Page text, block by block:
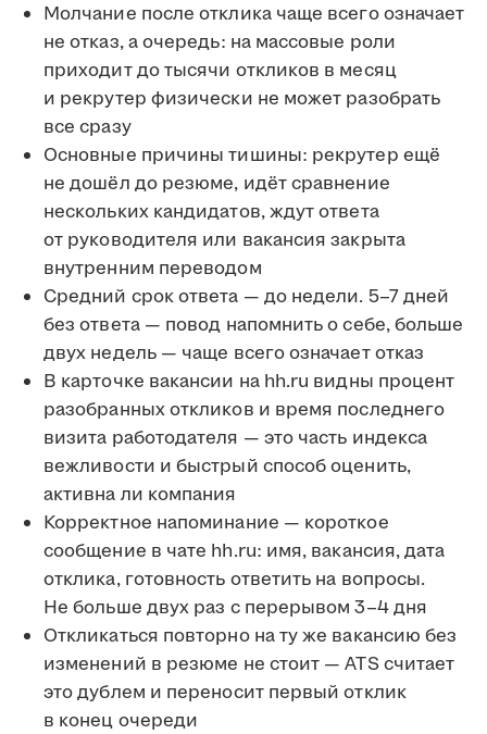
Молчание после отклика чаще всего означает
не отказ, а очередь: на массовые роли
приходит до тысячи откликов в месяц
и рекрутер физически не может разобрать
все сразу
Основные причины тишины: рекрутер ещё
не дошёл до резюме, идёт сравнение
нескольких кандидатов, ждут ответа
от руководителя или вакансия закрыта
внутренним переводом
Средний срок ответа — до недели. 5–7 дней
без ответа — повод напомнить о себе, больше
двух недель — чаще всего означает отказ
В карточке вакансии на hh.ru видны процент
разобранных откликов и время последнего
визита работодателя — это часть индекса
вежливости и быстрый способ оценить,
активна ли компания
Корректное напоминание — короткое
сообщение в чате hh.ru: имя, вакансия, дата
отклика, готовность ответить на вопросы.
Не больше двух раз с перерывом 3–4 дня
Откликаться повторно на ту же вакансию без
изменений в резюме не стоит — ATS считает
это дублем и переносит первый отклик
в конец очереди